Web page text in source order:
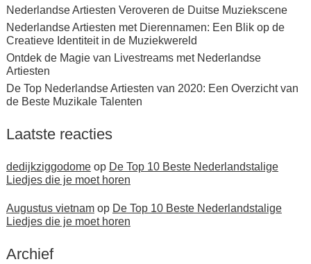
Nederlandse Artiesten Veroveren de Duitse Muziekscene
Nederlandse Artiesten met Dierennamen: Een Blik op de
Creatieve Identiteit in de Muziekwereld
Ontdek de Magie van Livestreams met Nederlandse
Artiesten
De Top Nederlandse Artiesten van 2020: Een Overzicht van
de Beste Muzikale Talenten
Laatste reacties
dedijkziggodomeop De Top 10 Beste Nederlandstalige
Liedjes die je moet horen
Augustus vietnamop De Top 10 Beste Nederlandstalige
Liedjes die je moet horen
Archief